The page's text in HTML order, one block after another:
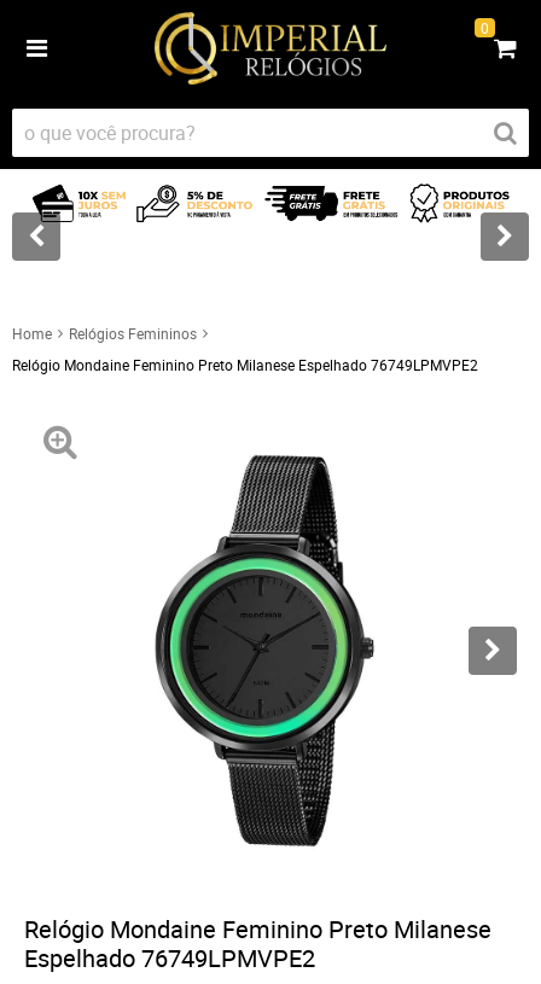
0
Home
Relógios Femininos
Relógio Mondaine Feminino Preto Milanese Espelhado 76749LPMVPE2
Relógio Mondaine Feminino Preto Milanese
Espelhado 76749LPMVPE2